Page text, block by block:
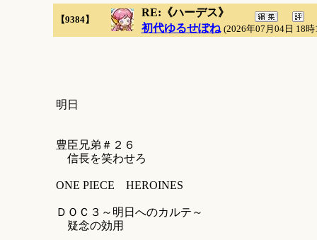
【9384】
RE:《ハーデス》
初代ゆるせぽね (2026年07月04日 18時
明日
豊臣兄弟＃２６
信長を笑わせろ
ONE PIECE HEROINES
ＤＯＣ３～明日へのカルテ～
疑念の効用